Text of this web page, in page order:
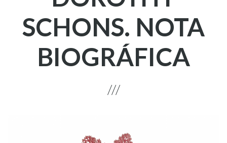
SCHONS. NOTA
BIOGRÁFICA